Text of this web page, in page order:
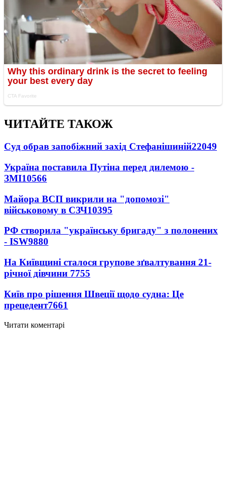
ЧИТАЙТЕ ТАКОЖ
Суд обрав запобіжний захід Стефанішиній22049
Україна поставила Путіна перед дилемою -
ЗМІ10566
Майора ВСП викрили на "допомозі"
військовому в СЗЧ10395
РФ створила "українську бригаду" з полонених
- ISW9880
На Київщині сталося групове зґвалтування 21-
річної дівчини 7755
Київ про рішення Швеції щодо судна: Це
прецедент7661
Читати коментарі